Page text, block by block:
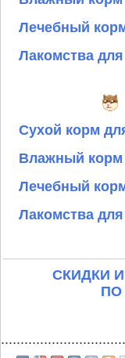
Лечебный
Лакомства
Сухой корм
Влажный корм
Лечебный
Лакомства
СКИДКИ
ПО